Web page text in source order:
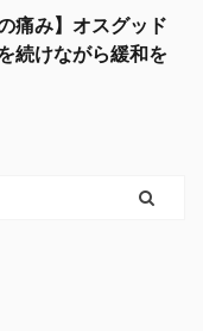
痛み】オスグッド
続けながら緩和を